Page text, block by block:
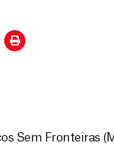
Sem Fronteiras